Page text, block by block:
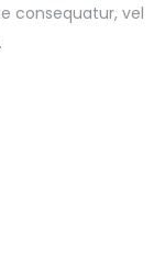
consequatur, vel